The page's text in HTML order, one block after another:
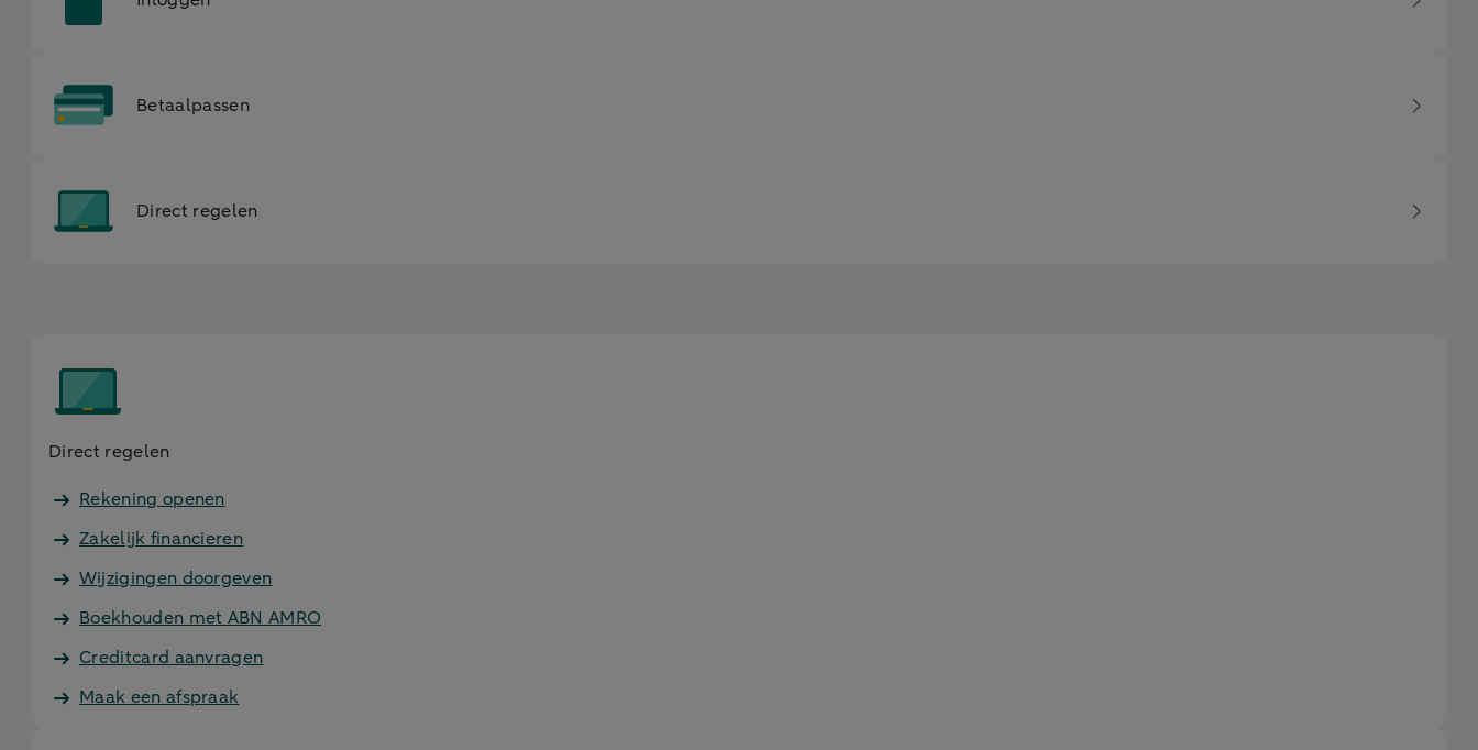
Betaalpassen
Direct regelen
Direct regelen
Rekening openen
Zakelijk financieren
Wijzigingen doorgeven
Boekhouden met ABN AMRO
Creditcard aanvragen
Maak een afspraak